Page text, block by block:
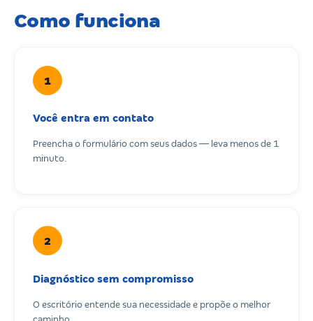
Como funciona
1
Você entra em contato
Preencha o formulário com seus dados — leva menos de 1
minuto.
2
Diagnóstico sem compromisso
O escritório entende sua necessidade e propõe o melhor